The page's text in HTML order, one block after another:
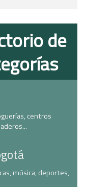
de
centros
música, deportes,